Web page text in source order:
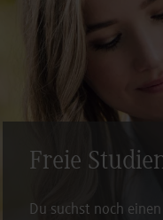
Freie
Du suchst noch